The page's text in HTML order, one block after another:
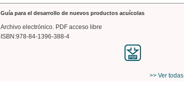
Guía para el desarrollo de nuevos productos acuícolas
Archivo electrónico. PDF acceso libre
ISBN:978-84-1396-388-4
>> Ver todas